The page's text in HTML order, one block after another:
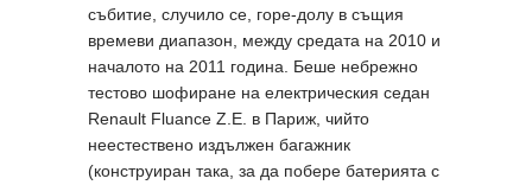
събитие, случило се, горе-долу в същия
времеви диапазон, между средата на 2010 и
началото на 2011 година. Беше небрежно
тестово шофиране на електрическия седан
Renault Fluance Z.E. в Париж, чийто
неестествено издължен багажник
(конструиран така, за да побере батерията с